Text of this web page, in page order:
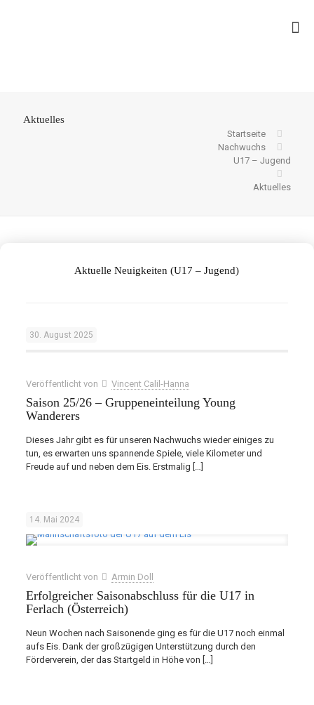
Aktuelles
Startseite
Nachwuchs
U17 – Jugend
Aktuelles
Aktuelle Neuigkeiten (U17 – Jugend)
30. August 2025
Veröffentlicht von Vincent Calil-Hanna
Saison 25/26 – Gruppeneinteilung Young
Wanderers
Dieses Jahr gibt es für unseren Nachwuchs wieder einiges zu
tun, es erwarten uns spannende Spiele, viele Kilometer und
Freude auf und neben dem Eis. Erstmalig […]
14. Mai 2024
Veröffentlicht von Armin Doll
Erfolgreicher Saisonabschluss für die U17 in
Ferlach (Österreich)
Neun Wochen nach Saisonende ging es für die U17 noch einmal
aufs Eis. Dank der großzügigen Unterstützung durch den
Förderverein, der das Startgeld in Höhe von […]